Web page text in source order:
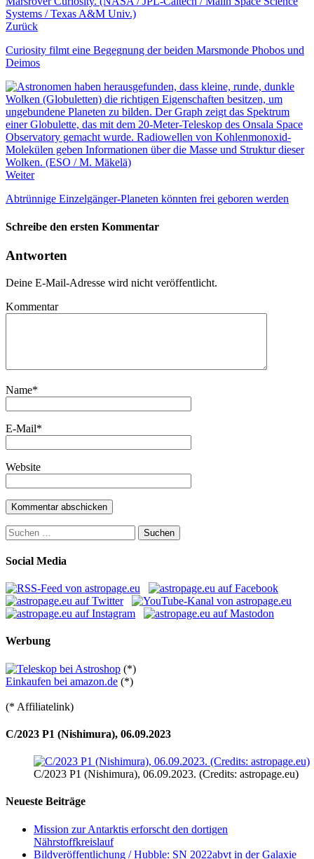
Zurück
Curiosity filmt eine Begegnung der beiden Marsmonde Phobos und
Deimos
Weiter
Abtrünnige Einzelgänger-Planeten könnten frei geboren werden
Schreibe den ersten Kommentar
Antworten
Deine E-Mail-Adresse wird nicht veröffentlicht.
Kommentar
Name*
E-Mail*
Website
Suchen
nach:
Social Media
Werbung
(*)
Einkaufen bei amazon.de (*)
(* Affiliatelink)
C/2023 P1 (Nishimura), 06.09.2023
C/2023 P1 (Nishimura), 06.09.2023. (Credits: astropage.eu)
Neueste Beiträge
Mission zur Antarktis erforscht den dortigen
Nährstoffkreislauf
Bildveröffentlichung / Hubble: SN 2022abvt in der Galaxie